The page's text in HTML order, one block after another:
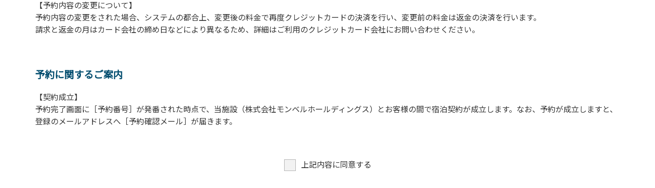
10.駐車場や芝生スペースを含め、コテージ周辺でのタープ・テントの設営、テーブル・椅子の持ち出しは禁止です。
２.安全管理上、お子様の単独での行動はご遠慮ください。
４.ご訪問客とのコテージ内での面会はご遠慮願います。
５.焚火および花火は禁止です。
６.周囲に迷惑となるような行為（夜間の大声での談笑等）や他人に嫌悪感を与えるような行為はお止めください。
【予約内容の変更について】
予約内容の変更をされた場合、システムの都合上、変更後の料金で再度クレジットカードの決済を行い、変更前の料金は返金の決済を行います。
請求と返金の月はカード会社の締め日などにより異なるため、詳細はご利用のクレジットカード会社にお問い合わせください。
予約に関するご案内
【契約成立】
予約完了画面に［予約番号］が発番された時点で、当施設（株式会社モンベルホールディングス）とお客様の間で宿泊契約が成立します。なお、予約が成立しますと、
登録のメールアドレスへ［予約確認メール］が届きます。
上記内容に同意する